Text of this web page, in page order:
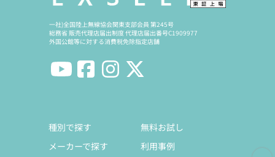
一社)全国陸上無線協会関東支部会員 第245号
総務省 販売代理店届出制度 代理店届出番号C1909977
外国公館等に対する消費税免除指定店舗
種別で探す
メーカーで探す
無料お試し
利用事例